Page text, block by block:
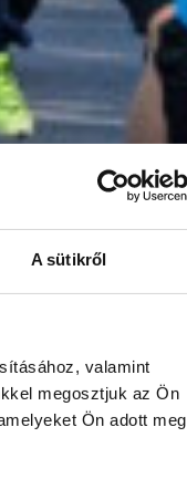
A sütikről
valamint
megosztjuk az Ön
Ön adott meg